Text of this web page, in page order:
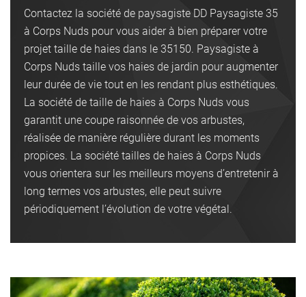
Contactez la société de paysagiste DD Paysagiste 35
à Corps Nuds pour vous aider à bien préparer votre
projet taille de haies dans le 35150. Paysagiste à
Corps Nuds taille vos haies de jardin pour augmenter
leur durée de vie tout en les rendant plus esthétiques.
La société de taille de haies à Corps Nuds vous
garantit une coupe raisonnée de vos arbustes,
réalisée de manière régulière durant les moments
propices. La société tailles de haies à Corps Nuds
vous orientera sur les meilleurs moyens d’entretenir à
long termes vos arbustes, elle peut suivre
périodiquement l’évolution de votre végétal.